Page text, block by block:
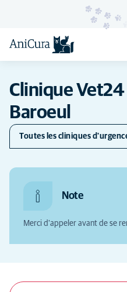
Clinique
Baroeul
Toutes les cliniques
Note
Merci d'appeler avant de se